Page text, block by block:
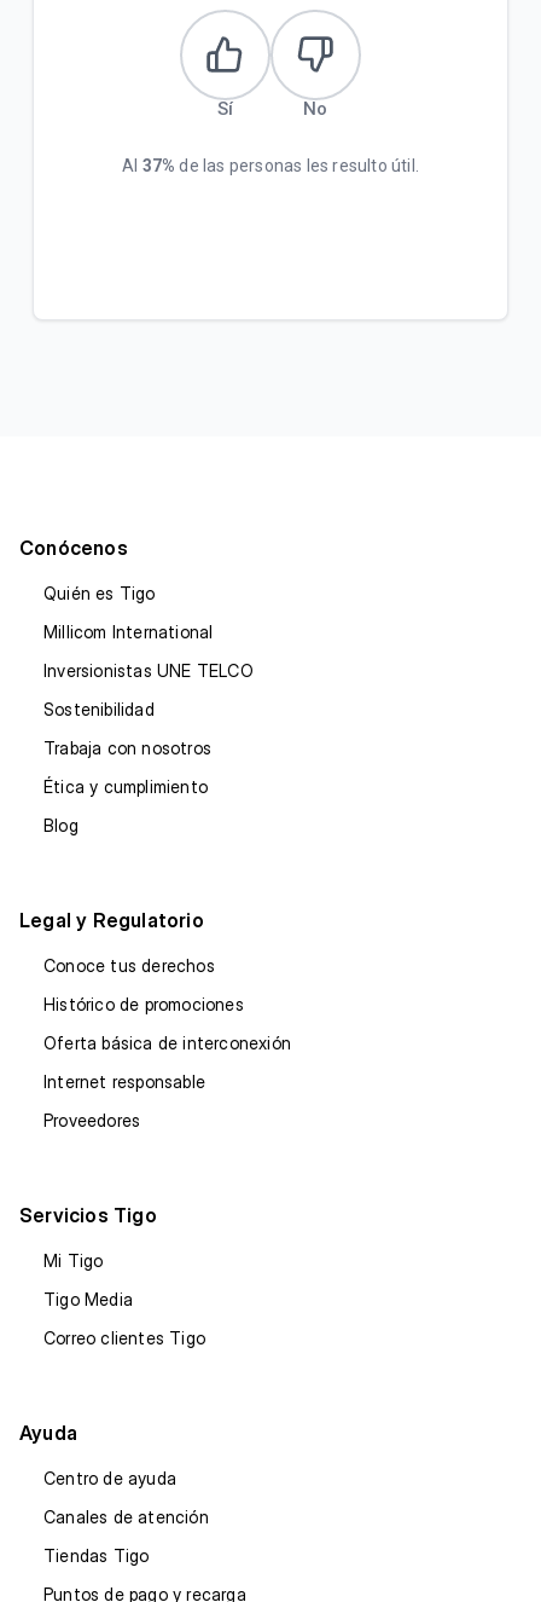
Sí No
Al 37% de las personas les resulto útil.
Conócenos
Quién es Tigo
Millicom International
Inversionistas UNE TELCO
Sostenibilidad
Trabaja con nosotros
Ética y cumplimiento
Blog
Legal y Regulatorio
Conoce tus derechos
Histórico de promociones
Oferta básica de interconexión
Internet responsable
Proveedores
Servicios Tigo
Mi Tigo
Tigo Media
Correo clientes Tigo
Ayuda
Centro de ayuda
Canales de atención
Tiendas Tigo
Puntos de pago y recarga